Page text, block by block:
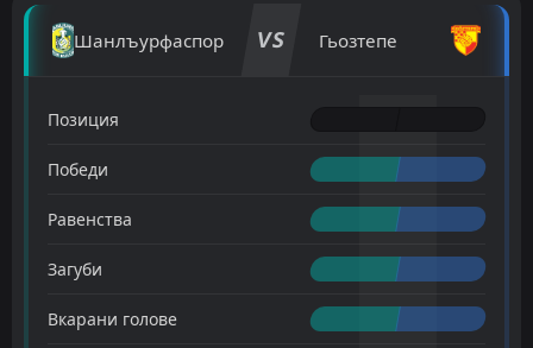
Шанлъурфаспор VS Гьозтепе
Позиция
Победи
Равенства
Загуби
Вкарани голове